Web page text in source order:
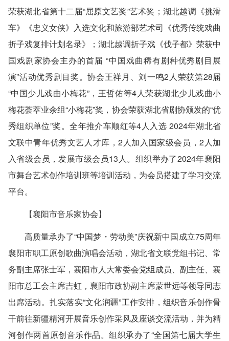
荣获湖北省第十二届“屈原文艺奖”艺术奖；湖北越调《挑滑
车》《忠义女侠》入选文化和旅游部艺术司《优秀传统戏曲
折子戏复排计划名录》；湖北越调折子戏《伐子都》荣获中
国戏剧家协会主办的首届 “中国戏曲稀有剧种优秀剧目展
演”活动优秀剧目奖。协会王祥月、刘一鸣2人荣获第28届
“中国少儿戏曲小梅花”，王哲佑等4人荣获湖北少儿戏曲小
梅花荟萃业余组“小梅花”奖，协会荣获湖北省剧协颁发的“优
秀组织单位”奖。全年推介车顺红等4人入选 2024年湖北省
文联中青年优秀文艺人才库，2人加入国家级会员，2人加
入省级会员，发展市级会员13人。组织举办了2024年襄阳
市舞台艺术创作培训班等培训活动，为会员搭建了学习交流
平台。
【襄阳市音乐家协会】
高质量承办了“中国梦・劳动美”庆祝新中国成立75周年
襄阳市职工原创歌曲演唱会活动，湖北省文联党组书记、常
务副主席张士军，襄阳市人大常委会党组成员、副主任、襄
阳市总工会主席吉虹，襄阳市政协副主席蒙世远等领导同志
出席活动。扎实落实“文化润疆”工作安排，组织音乐创作骨
干前往新疆精河开展音乐创作采风及座谈交流活动，并为精
河创作两首原创音乐作品。组织承办了“全国第七届大学生